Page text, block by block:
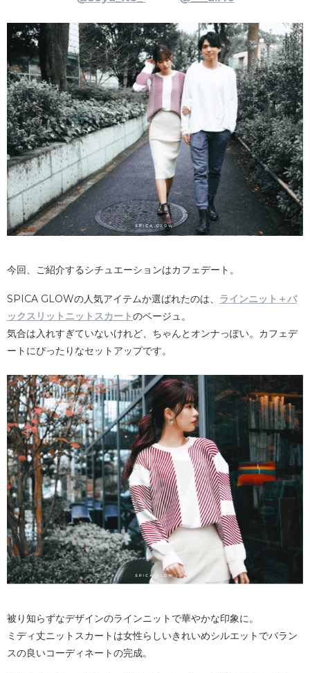
今回、ご紹介するシチュエーションはカフェデート。
SPICA GLOWの人気アイテムか選ばれたのは、 ラインニット＋バ
ックスリットニットスカートのベージュ。
気合は入れすぎていないけれど、ちゃんとオンナっぽい。カフェデ
ートにぴったりなセットアップです。
被り知らずなデザインのラインニットで華やかな印象に。
ミディ丈ニットスカートは女性らしいきれいめシルエットでバラン
スの良いコーディネートの完成。